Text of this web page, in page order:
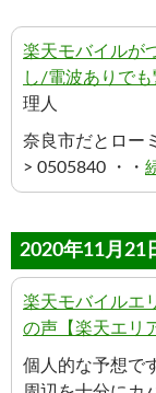
楽天モバイルが
し/電波ありで
理人
奈良市だとロー
> 0505840 ・・
2020年11月21
楽天モバイルエ
の声【楽天エリ
個人的な予想で